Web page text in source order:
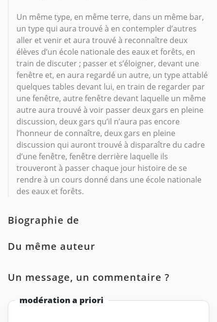
Un même type, en même terre, dans un même bar,
un type qui aura trouvé à en contempler d’autres
aller et venir et aura trouvé à reconnaître deux
élèves d’un école nationale des eaux et forêts, en
train de discuter ; passer et s’éloigner, devant une
fenêtre et, en aura regardé un autre, un type attablé
quelques tables devant lui, en train de regarder par
une fenêtre, autre fenêtre devant laquelle un même
autre aura trouvé à voir passer deux gars en pleine
discussion, deux gars qu’il n’aura pas encore
l’honneur de connaître, deux gars en pleine
discussion qui auront trouvé à disparaître du cadre
d’une fenêtre, fenêtre derrière laquelle ils
trouveront à passer chaque jour histoire de se
rendre à un cours donné dans une école nationale
des eaux et forêts.
Biographie de
Du même auteur
Un message, un commentaire ?
modération a priori